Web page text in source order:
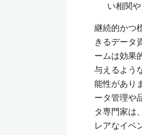
い相関
継続的かつ
きるデータ
ームは効果
与えるよう
能性があり
ータ管理や
タ専門家は
レアなイベ